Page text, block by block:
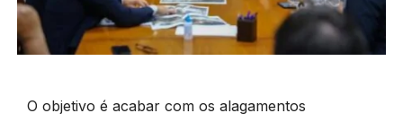
O objetivo é acabar com os alagamentos